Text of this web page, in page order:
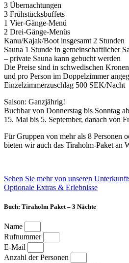
3 Übernachtungen
3 Frühstücksbuffets
1 Vier-Gänge-Menü
2 Drei-Gänge-Menüs
Kanu/Kajak/Boot insgesamt 2 Stunden
Sauna 1 Stunde in gemeinschaftlicher
– private Sauna kann gebucht werden
Die Preise sind in schwedischen
und pro Person im Doppelzimmer
Einzelzimmerzuschlag 500 SEK/Nacht
Saison: Ganzjährig!
Buchbar von Donnerstag bis Sonntag
15. Mai bis 5. September, danach von
Für Gruppen von mehr als 8 Personen
bieten wir auch das Tiraholm-Paket an
Sehen Sie mehr von unseren
Optionale Extras & Erlebnisse
Buch: Tiraholm Paket – 3 Nächte
Name
Rufnummer
E-Mail
Anzahl der Personen